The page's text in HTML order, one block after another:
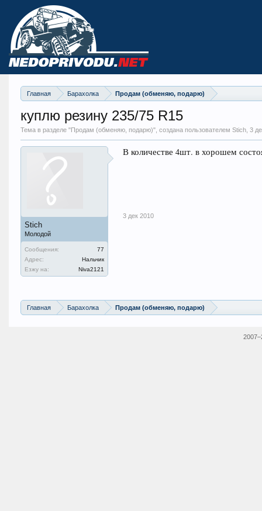
Главная Барахолка Продам (обменяю, подарю)
куплю резину 235/75 R15
Тема в разделе "Продам (обменяю, подарю)", создана пользователем Stich, 3
Stich
Молодой
Сообщения:
77
Адрес:
Нальчик
Езжу на:
Niva2121
В количестве 4шт. в хорошем
3 дек 2010
Главная Барахолка Продам (обменяю, подарю)
2007–